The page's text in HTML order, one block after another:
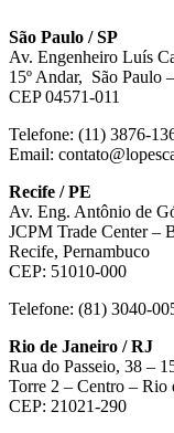
São Paulo / SP
Av. Engenheiro Luís
15º Andar, São Paulo
CEP 04571-011
Telefone: (11) 3876-
Email:
Recife / PE
Av. Eng. Antônio de
JCPM Trade Center –
Recife, Pernambuco
CEP: 51010-000
Telefone: (81) 3040-
Rio de Janeiro / RJ
Rua do Passeio, 38 –
Torre 2 – Centro – Rio
CEP: 21021-290